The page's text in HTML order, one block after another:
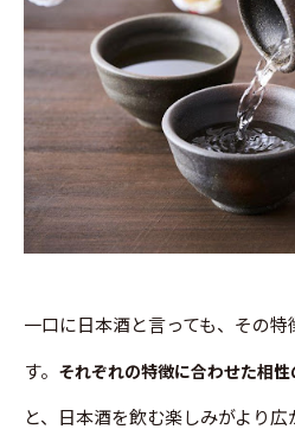
一口に日本酒と言っても、その
す。 それぞれの特徴に合わせた相
と、日本酒を飲む楽しみがより広